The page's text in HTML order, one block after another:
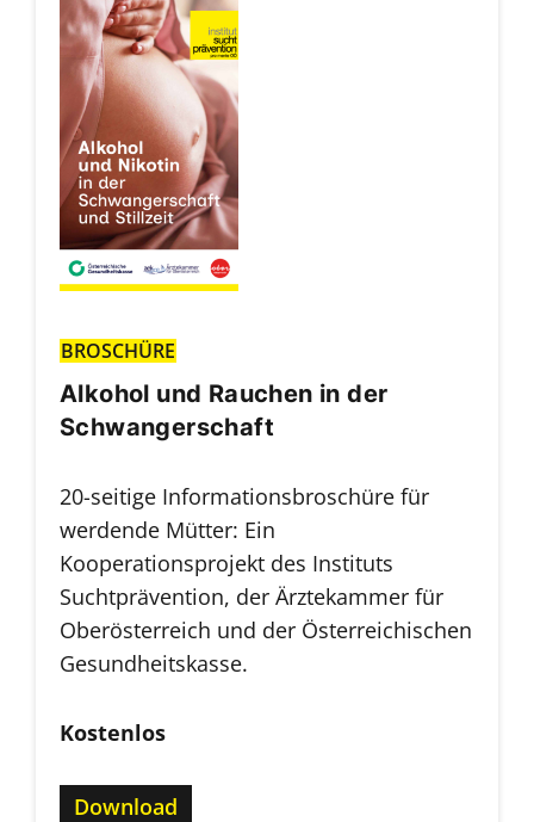
BROSCHÜRE
Alkohol und Rauchen in der
Schwangerschaft
20-seitige Informationsbroschüre für
werdende Mütter: Ein
Kooperationsprojekt des Instituts
Suchtprävention, der Ärztekammer für
Oberösterreich und der Österreichischen
Gesundheitskasse.
Kostenlos
Download